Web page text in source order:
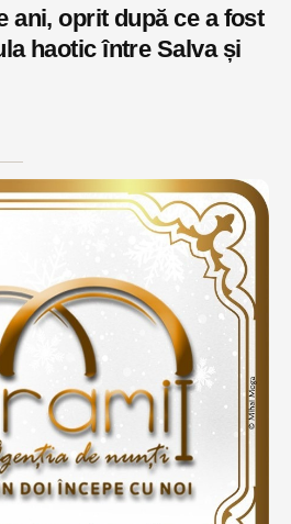
ani, oprit după ce a fost
haotic între Salva și